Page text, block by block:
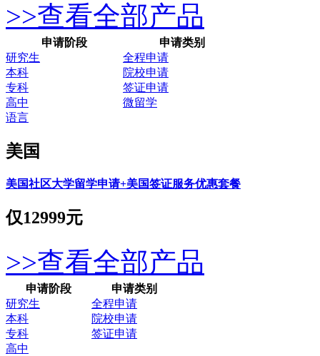
>>查看全部产品
申请阶段
申请类别
研究生
全程申请
本科
院校申请
专科
签证申请
高中
微留学
语言
美国
美国社区大学留学申请+美国签证服务优惠套餐
仅12999元
>>查看全部产品
申请阶段
申请类别
研究生
全程申请
本科
院校申请
专科
签证申请
高中